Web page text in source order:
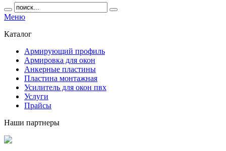
Меню
Каталог
Армирующий профиль
Армировка для окон
Анкерные пластины
Пластина монтажная
Усилитель для окон пвх
Услуги
Прайсы
Наши партнеры